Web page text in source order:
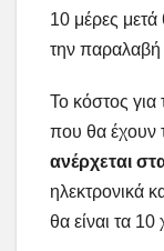
10 μέρες μετά
την παραλαβή
Το κόστος
που θα έχουν
ανέρχεται
ηλεκτρονικά
θα είναι τα 10